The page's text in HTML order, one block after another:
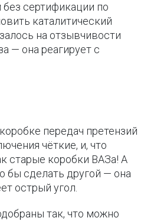
сертификации по
каталитический
на отзывчивости
— она реагирует с
передач претензий
чёткие, и, что
старые коробки ВАЗа! А
бы сделать другой — она
острый угол.
так, что можно